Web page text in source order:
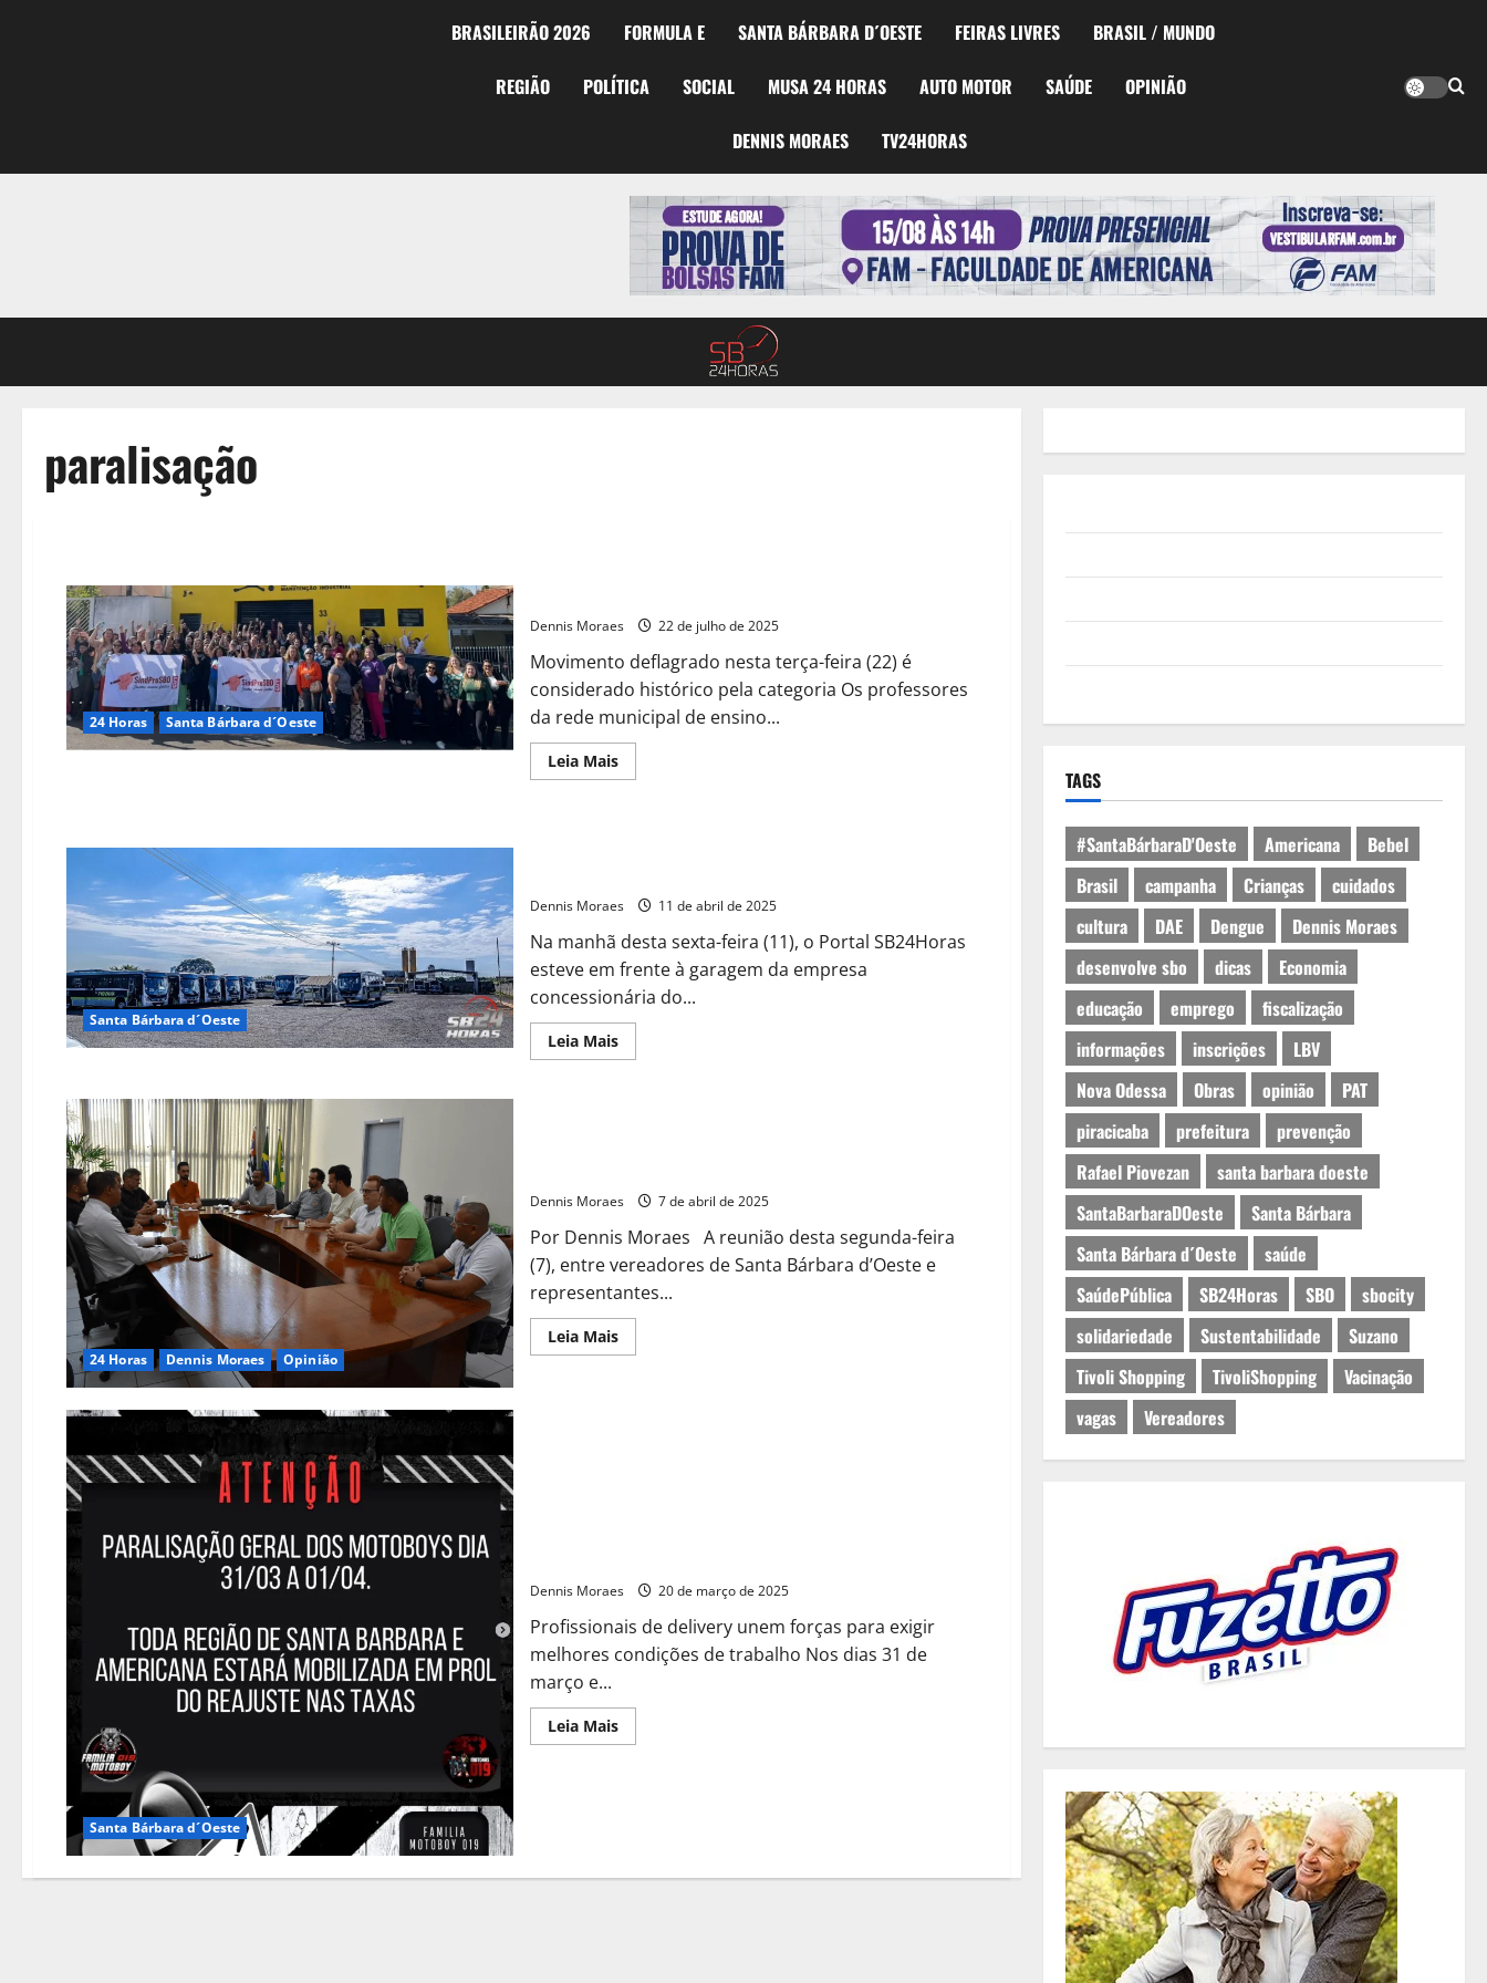
BRASILEIRÃO 2026 FORMULA E SANTA BÁRBARA D´OESTE FEIRAS LIVRES BRASIL / MUNDO
REGIÃO POLÍTICA SOCIAL MUSA 24 HORAS AUTO MOTOR SAÚDE OPINIÃO
DENNIS MORAES TV24HORAS
paralisação
24 Horas Santa Bárbara d´Oeste
Dennis Moraes 22 de julho de 2025
Movimento deflagrado nesta terça-feira (22) é
considerado histórico pela categoria Os professores
da rede municipal de ensino...
Leia Mais
Santa Bárbara d´Oeste
Dennis Moraes 11 de abril de 2025
Na manhã desta sexta-feira (11), o Portal SB24Horas
esteve em frente à garagem da empresa
concessionária do...
Leia Mais
24 Horas Dennis Moraes Opinião
Dennis Moraes 7 de abril de 2025
Por Dennis Moraes A reunião desta segunda-feira
(7), entre vereadores de Santa Bárbara d’Oeste e
representantes...
Leia Mais
Santa Bárbara d´Oeste
Dennis Moraes 20 de março de 2025
Profissionais de delivery unem forças para exigir
melhores condições de trabalho Nos dias 31 de
março e...
Leia Mais
TAGS
#SantaBárbaraD'Oeste Americana
Bebel
Brasil
campanha Crianças
cuidados
cultura
DAE Dengue
Dennis Moraes
desenvolve sbo
dicas
Economia
educação
emprego
fiscalização
informações
inscrições
LBV
Nova Odessa
Obras opinião
PAT
piracicaba
prefeitura
prevenção
Rafael Piovezan
santa barbara doeste
SantaBarbaraDOeste
Santa Bárbara
Santa Bárbara d´Oeste
saúde
SaúdePública
SB24Horas SBO
sbocity
solidariedade
Sustentabilidade
Suzano
Tivoli Shopping
TivoliShopping
Vacinação
vagas
Vereadores